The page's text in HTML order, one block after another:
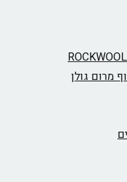
מרום גולן